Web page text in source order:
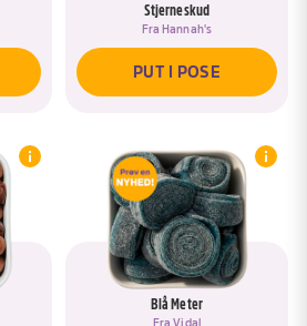
Stjerneskud
Fra Hannah's
PUT I POSE
Blå Meter
FraVidal